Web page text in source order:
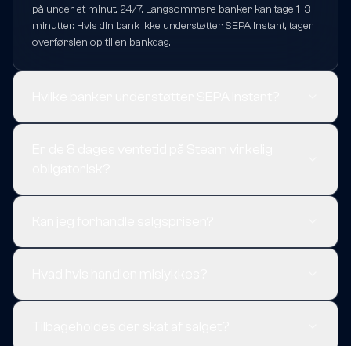
på under et minut, 24/7. Langsommere banker kan tage 1–3
minutter. Hvis din bank ikke understøtter SEPA Instant, tager
overførslen op til en bankdag.